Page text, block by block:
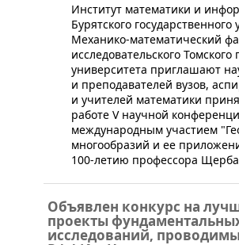
​Институт математики и
Бурятского государственного
Механико-математический
исследовательского Томского
университета приглашают
и преподавателей вузов,
и учителей математики
работе V научной
международным участием
многообразий и ее
100-летию профессора
Объявлен конкурс на
проекты
исследований,